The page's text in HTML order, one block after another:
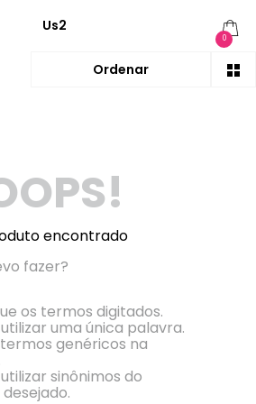
Us2
0
encontrado
fazer?
os termos digitados.
uma única palavra.
genéricos na
sinônimos do